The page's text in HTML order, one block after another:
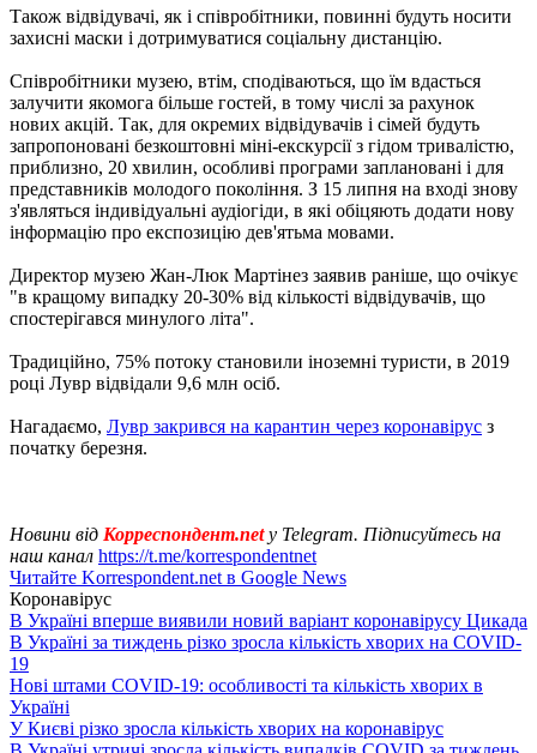
Також відвідувачі, як і співробітники, повинні будуть носити
захисні маски і дотримуватися соціальну дистанцію.
Співробітники музею, втім, сподіваються, що їм вдасться
залучити якомога більше гостей, в тому числі за рахунок
нових акцій. Так, для окремих відвідувачів і сімей будуть
запропоновані безкоштовні міні-екскурсії з гідом тривалістю,
приблизно, 20 хвилин, особливі програми заплановані і для
представників молодого покоління. З 15 липня на вході знову
з'являться індивідуальні аудіогіди, в які обіцяють додати нову
інформацію про експозицію дев'ятьма мовами.
Директор музею Жан-Люк Мартінез заявив раніше, що очікує
"в кращому випадку 20-30% від кількості відвідувачів, що
спостерігався минулого літа".
Традиційно, 75% потоку становили іноземні туристи, в 2019
році Лувр відвідали 9,6 млн осіб.
Нагадаємо, Лувр закрився на карантин через коронавірус з
початку березня.
Новини від Корреспондент.net у Telegram. Підписуйтесь на
наш канал https://t.me/korrespondentnet
Читайте Korrespondent.net в Google News
Коронавірус
В Україні вперше виявили новий варіант коронавірусу Цикада
В Україні за тиждень різко зросла кількість хворих на COVID-
19
Нові штами COVID-19: особливості та кількість хворих в
Україні
У Києві різко зросла кількість хворих на коронавірус